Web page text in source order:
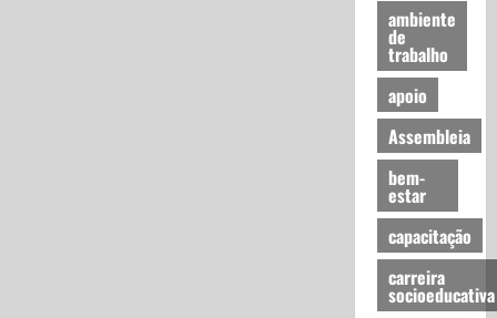
ambiente
de
trabalho
apoio
Assembleia
bem-
estar
capacitação
carreira
socioeducativa